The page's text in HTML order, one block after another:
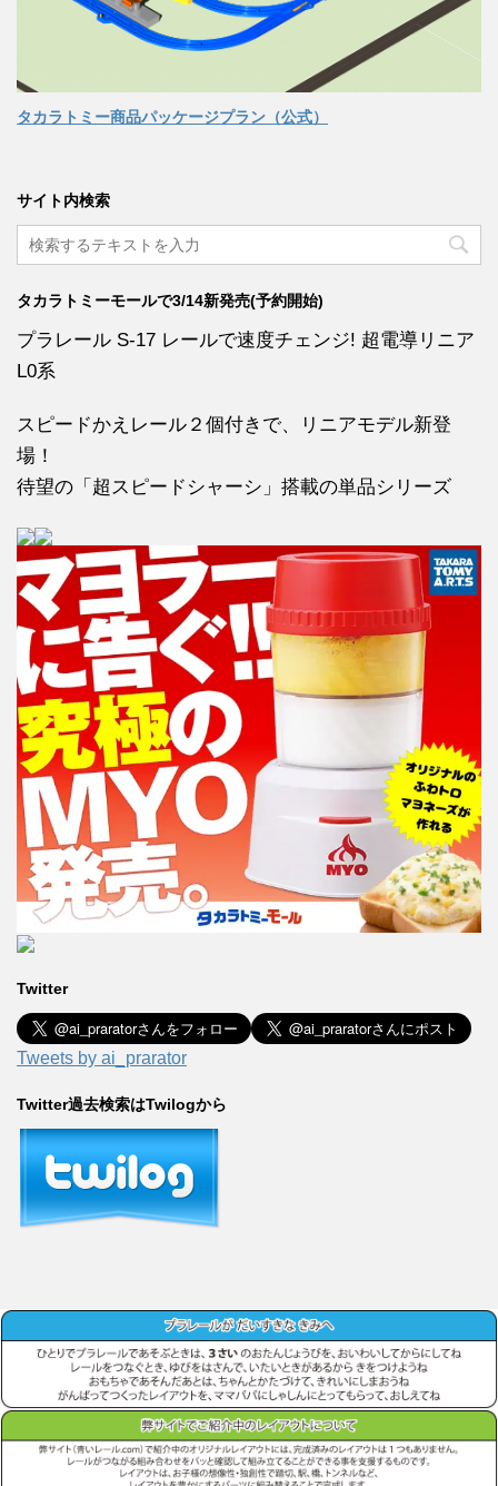
タカラトミー商品パッケージプラン（公式）
サイト内検索
タカラトミーモールで3/14新発売(予約開始)
プラレール S-17 レールで速度チェンジ! 超電導リニア
L0系
スピードかえレール２個付きで、リニアモデル新登
場！
待望の「超スピードシャーシ」搭載の単品シリーズ
Twitter
Tweets by ai_prarator
Twitter過去検索はTwilogから